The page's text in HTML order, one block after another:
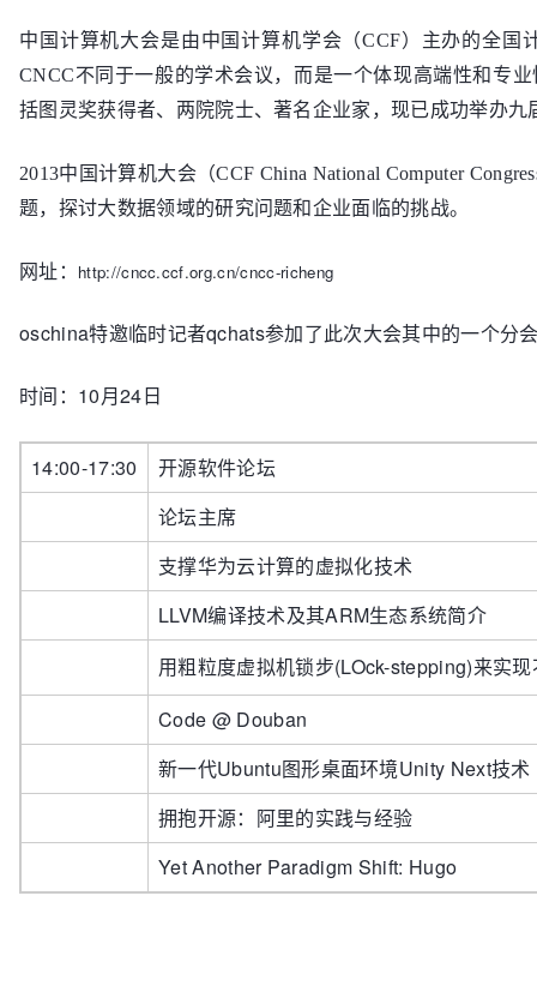
中国计算机大会是由中国计算机学会（CCF）主办的全
CNCC不同于一般的学术会议，而是一个体现高端性和专
括图灵奖获得者、两院院士、著名企业家，现已成功举办九
2013中国计算机大会（CCF China National Computer
题，探讨大数据领域的研究问题和企业面临的挑战。
网址： http://cncc.ccf.org.cn/cncc-richeng
oschina特邀临时记者qchats参加了此次大会其中的一个
时间：10月24日
14:00-17:30
开源软件论坛
论坛主席
支撑华为云计算的虚拟化技术
LLVM编译技术及其ARM生态系统简介
用粗粒度虚拟机锁步(LOck-stepping)来实
Code @ Douban
新一代Ubuntu图形桌面环境Unity Next技术
拥抱开源：阿里的实践与经验
Yet Another Paradigm Shift: Hugo